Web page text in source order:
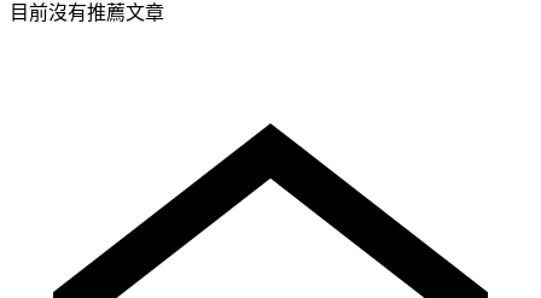
目前沒有推薦文章